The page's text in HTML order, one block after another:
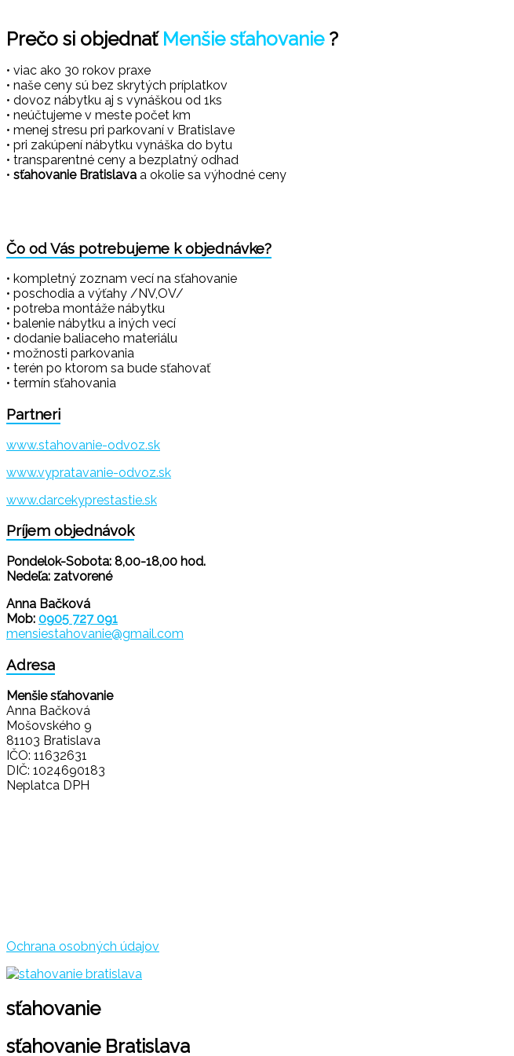
Prečo si objednať Menšie sťahovanie ?
• viac ako 30 rokov praxe
• naše ceny sú bez skrytých príplatkov
• dovoz nábytku aj s vynáškou od 1ks
• neúčtujeme v meste počet km
• menej stresu pri parkovaní v Bratislave
• pri zakúpení nábytku vynáška do bytu
• transparentné ceny a bezplatný odhad
• sťahovanie Bratislava a okolie sa výhodné ceny
Čo od Vás potrebujeme k objednávke?
• kompletný zoznam vecí na sťahovanie
• poschodia a výťahy /NV,OV/
• potreba montáže nábytku
• balenie nábytku a iných vecí
• dodanie baliaceho materiálu
• možnosti parkovania
• terén po ktorom sa bude sťahovať
• termín sťahovania
Partneri
www.stahovanie-odvoz.sk
www.vypratavanie-odvoz.sk
www.darcekyprestastie.sk
Príjem objednávok
Pondelok-Sobota: 8,00-18,00 hod.
Nedeľa: zatvorené
Anna Bačková
Mob: 0905 727 091
mensiestahovanie@gmail.com
Adresa
Menšie sťahovanie
Anna Bačková
Mošovského 9
81103 Bratislava
IČO: 11632631
DIČ: 1024690183
Neplatca DPH
Ochrana osobných údajov
sťahovanie
sťahovanie Bratislava